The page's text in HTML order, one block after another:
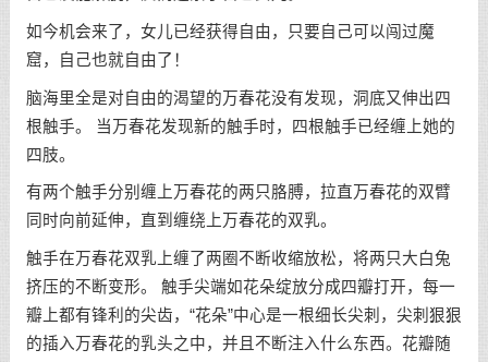
如今机会来了，女儿已经获得自由，只要自己可以闯过魔
窟，自己也就自由了！
脑海里全是对自由的渴望的万春花没有发现，洞底又伸出四
根触手。 当万春花发现新的触手时，四根触手已经缠上她的
四肢。
有两个触手分别缠上万春花的两只胳膊，拉直万春花的双臂
同时向前延伸，直到缠绕上万春花的双乳。
触手在万春花双乳上缠了两圈不断收缩放松，将两只大白兔
挤压的不断变形。 触手尖端如花朵绽放分成四瓣打开，每一
瓣上都有锋利的尖齿，“花朵”中心是一根细长尖刺，尖刺狠狠
的插入万春花的乳头之中，并且不断注入什么东西。花瓣随